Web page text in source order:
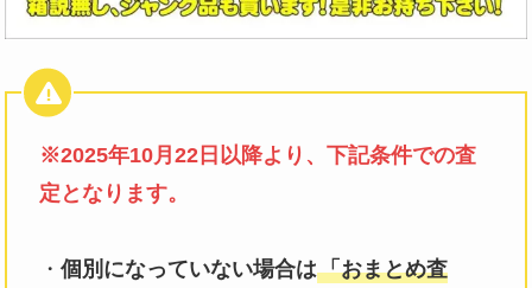
※2025年10月22日以降より、下記条件での査
定となります。
・個別になっていない場合は「おまとめ査